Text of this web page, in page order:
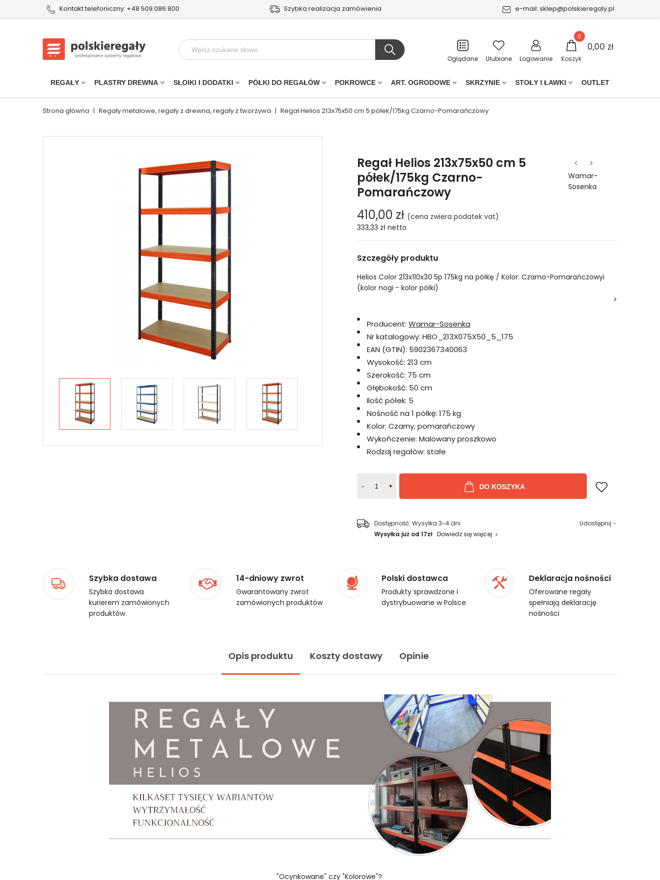
Kontakt telefoniczny: +48 509 086 800 Szybka realizacja zamówienia e-mail: sklep@polskieregaly.pl
Oglądane Ulubione Logowanie Koszyk
0
0,00 zł
REGAŁY PLASTRY DREWNA SŁOIKI I DODATKI PÓŁKI DO REGAŁÓW POKROWCE ART. OGRODOWE SKRZYNIE STOŁY I ŁAWKI OUTLET
Strona główna | Regały metalowe, regały z drewna, regały z tworzywa | Regał Helios 213x75x50 cm 5 półek/175kg Czarno-Pomarańczowy
Regał Helios 213x75x50 cm 5
półek/175kg Czarno-
Pomarańczowy
Wamar-
Sosenka
410,00 zł (cena zwiera podatek vat)
333,33 zł netto
Szczegóły produktu
Helios Color 213x110x30 5p 175kg na półkę / Kolor: Czarno-Pomarańczowyi
(kolor nogi - kolor półki)
>
Producent: Wamar-Sosenka
Nr katalogowy: HBO_213X075X50_5_175
EAN (GTIN): 5902367340063
Wysokość: 213 cm
Szerokość: 75 cm
Głębokość: 50 cm
Ilość półek: 5
Nośność na 1 półkę: 175 kg
Kolor: Czarny, pomarańczowy
Wykończenie: Malowany proszkowo
Rodzaj regałów: stałe
- + DO KOSZYKA
Dostępność: Wysyłka 3-4 dni
Wysyłka już od 17zł Dowiedz się więcej
Udostępnij
Szybka dostawa
Szybka dostawa
kurierem zamówionych
produktów
14-dniowy zwrot
Gwarantowany zwrot
zamówionych produktów
Polski dostawca
Produkty sprawdzone i
dystrybuowane w Polsce
Deklaracja nośności
Oferowane regały
spełniają deklarację
nośności
Opis produktu Koszty dostawy Opinie
"Ocynkowane" czy "Kolorowe"?